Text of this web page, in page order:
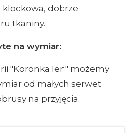
dobrze
tkaniny.
na wymiar:
"Koronka len" możemy
od małych serwet
na przyjęcia.